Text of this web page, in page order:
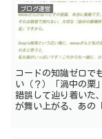
ブログ運営
コードの知識ゼロで
い（？）「渦中の栗
錯誤して辿り着いた
が舞い上がる、あの